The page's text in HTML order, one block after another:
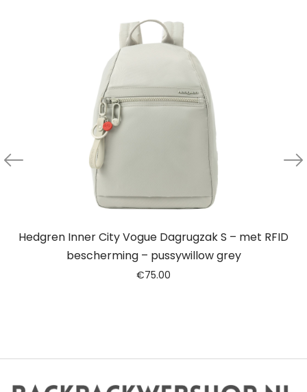
Hedgren Inner City Vogue Dagrugzak S – met RFID
bescherming – pussywillow grey
€75.00